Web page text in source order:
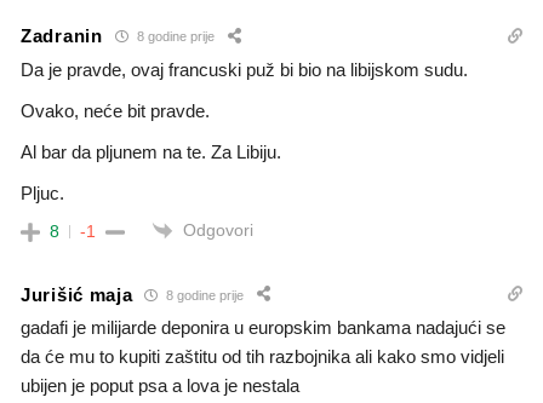
Zadranin 8 godine prije
Da je pravde, ovaj francuski puž bi bio na libijskom sudu.
Ovako, neće bit pravde.
Al bar da pljunem na te. Za Libiju.
Pljuc.
8 -1 Odgovori
Jurišić maja 8 godine prije
gadafi je milijarde deponira u europskim bankama nadajući se
da će mu to kupiti zaštitu od tih razbojnika ali kako smo vidjeli
ubijen je poput psa a lova je nestala